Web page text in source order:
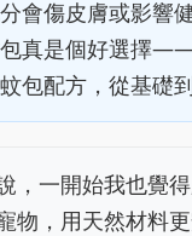
會傷皮膚或影響
真是個好選擇
包配方，從基礎
，一開始我也覺
物，用天然材料